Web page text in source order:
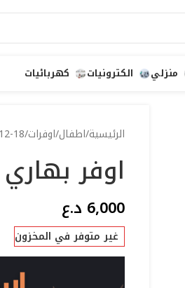
منزلي الكترونيات كهربائيات
الرئيسية اطفالاوفرات 12-18 شهر
اوفر بهاري –
6,000 د.ع
غير متوفر في المخزون